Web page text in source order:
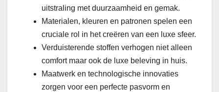
uitstraling met duurzaamheid en gemak.
Materialen, kleuren en patronen spelen een
cruciale rol in het creëren van een luxe sfeer.
Verduisterende stoffen verhogen niet alleen
comfort maar ook de luxe beleving in huis.
Maatwerk en technologische innovaties
zorgen voor een perfecte pasvorm en